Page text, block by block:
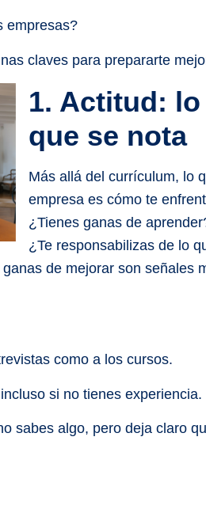
empresas?
claves para prepararte
1. Actitud:
que se nota
Más allá del currículum, lo
empresa es cómo te
¿Tienes ganas de
¿Te responsabilizas de lo
de mejorar son señales
como a los cursos.
si no tienes experiencia.
sabes algo, pero deja claro